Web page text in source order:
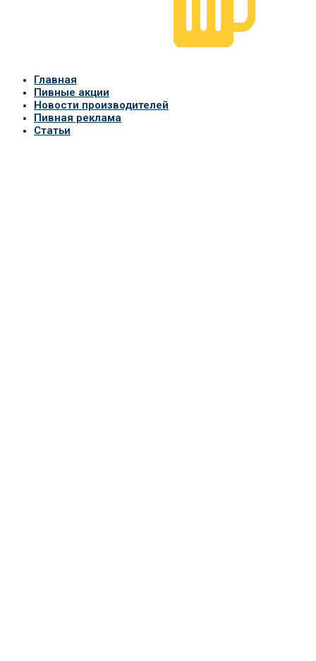
Главная
Пивные акции
Новости производителей
Пивная реклама
Статьи